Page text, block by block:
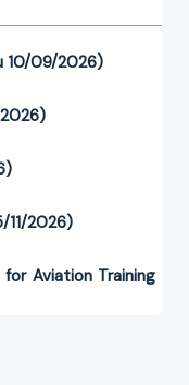
10/09/2026)
11/2026)
Aviation Training